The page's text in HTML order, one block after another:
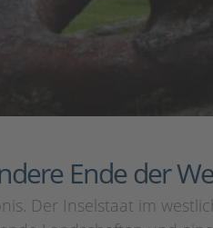
Ende der
Der Inselstaat im